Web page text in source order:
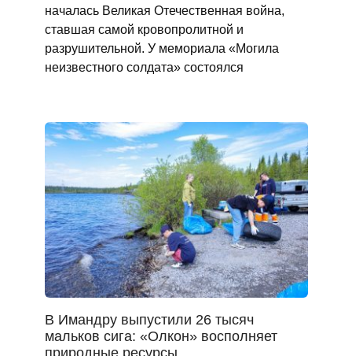
началась Великая Отечественная война,
ставшая самой кровопролитной и
разрушительной. У мемориала «Могила
неизвестного солдата» состоялся
В Имандру выпустили 26 тысяч
мальков сига: «Олкон» восполняет
природные ресурсы